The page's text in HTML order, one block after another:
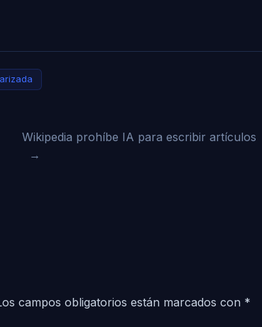
Wikipedia prohíbe IA para escribir artículos
→
campos obligatorios están marcados con *